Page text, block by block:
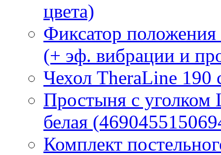
цвета)
Фиксатор
(+ эф. вибрации и
Чехол TheraLine
Простыня с
белая
Комплект